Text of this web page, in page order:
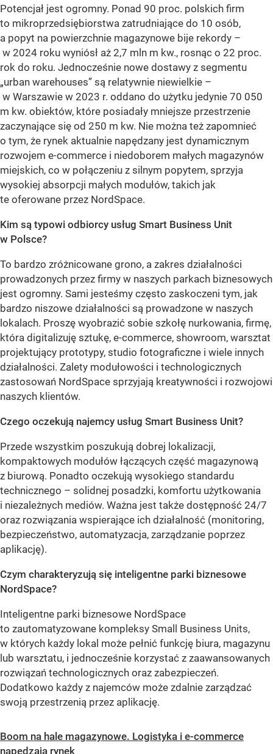
Potencjał jest ogromny. Ponad 90 proc. polskich firm
to mikroprzedsiębiorstwa zatrudniające do 10 osób,
a popyt na powierzchnie magazynowe bije rekordy –
w 2024 roku wyniósł aż 2,7 mln m kw., rosnąc o 22 proc.
rok do roku. Jednocześnie nowe dostawy z segmentu
„urban warehouses” są relatywnie niewielkie –
w Warszawie w 2023 r. oddano do użytku jedynie 70 050
m kw. obiektów, które posiadały mniejsze przestrzenie
zaczynające się od 250 m kw. Nie można też zapomnieć
o tym, że rynek aktualnie napędzany jest dynamicznym
rozwojem e-commerce i niedoborem małych magazynów
miejskich, co w połączeniu z silnym popytem, sprzyja
wysokiej absorpcji małych modułów, takich jak
te oferowane przez NordSpace.
Kim są typowi odbiorcy usług Smart Business Unit
w Polsce?
To bardzo zróżnicowane grono, a zakres działalności
prowadzonych przez firmy w naszych parkach biznesowych
jest ogromny. Sami jesteśmy często zaskoczeni tym, jak
bardzo niszowe działalności są prowadzone w naszych
lokalach. Proszę wyobrazić sobie szkołę nurkowania, firmę,
która digitalizuję sztukę, e-commerce, showroom, warsztat
projektujący prototypy, studio fotograficzne i wiele innych
działalności. Zalety modułowości i technologicznych
zastosowań NordSpace sprzyjają kreatywności i rozwojowi
naszych klientów.
Czego oczekują najemcy usług Smart Business Unit?
Przede wszystkim poszukują dobrej lokalizacji,
kompaktowych modułów łączących część magazynową
z biurową. Ponadto oczekują wysokiego standardu
technicznego – solidnej posadzki, komfortu użytkowania
i niezależnych mediów. Ważna jest także dostępność 24/7
oraz rozwiązania wspierające ich działalność (monitoring,
bezpieczeństwo, automatyzacja, zarządzanie poprzez
aplikację).
Czym charakteryzują się inteligentne parki biznesowe
NordSpace?
Inteligentne parki biznesowe NordSpace
to zautomatyzowane kompleksy Small Business Units,
w których każdy lokal może pełnić funkcję biura, magazynu
lub warsztatu, i jednocześnie korzystać z zaawansowanych
rozwiązań technologicznych oraz zabezpieczeń.
Dodatkowo każdy z najemców może zdalnie zarządzać
swoją przestrzenią przez aplikację.
Boom na hale magazynowe. Logistyka i e-commerce
napędzają rynek